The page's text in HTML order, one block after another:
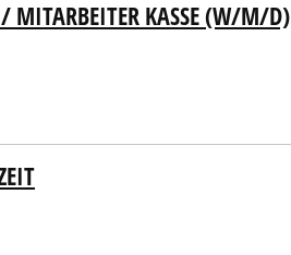
/ MITARBEITER KASSE (W/M/D)